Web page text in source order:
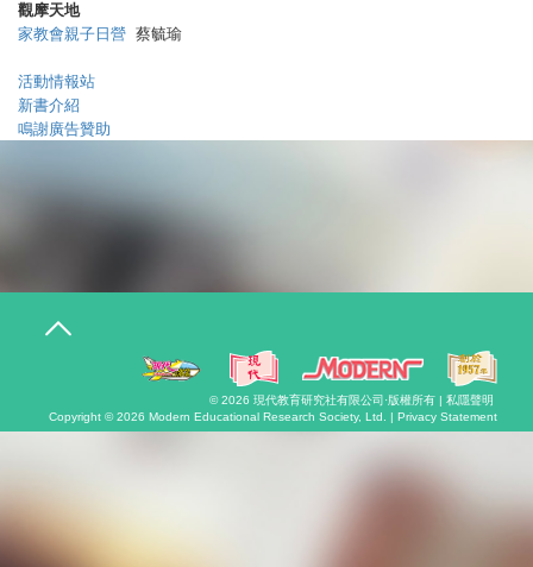
觀摩天地
家教會親子日營 蔡毓瑜
活動情報站
新書介紹
鳴謝廣告贊助
T
n
© 2026 現代教育研究社有限公司 ·版權所有 | 私隱聲明
Copyright © 2026 Modern Educational Research Society, Ltd. | Privacy Statement